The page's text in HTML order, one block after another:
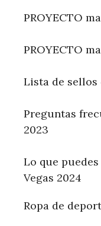
PROYECTO
PROYECTO
Lista de sellos
Preguntas
2023
Lo que puedes
Vegas 2024
Ropa de